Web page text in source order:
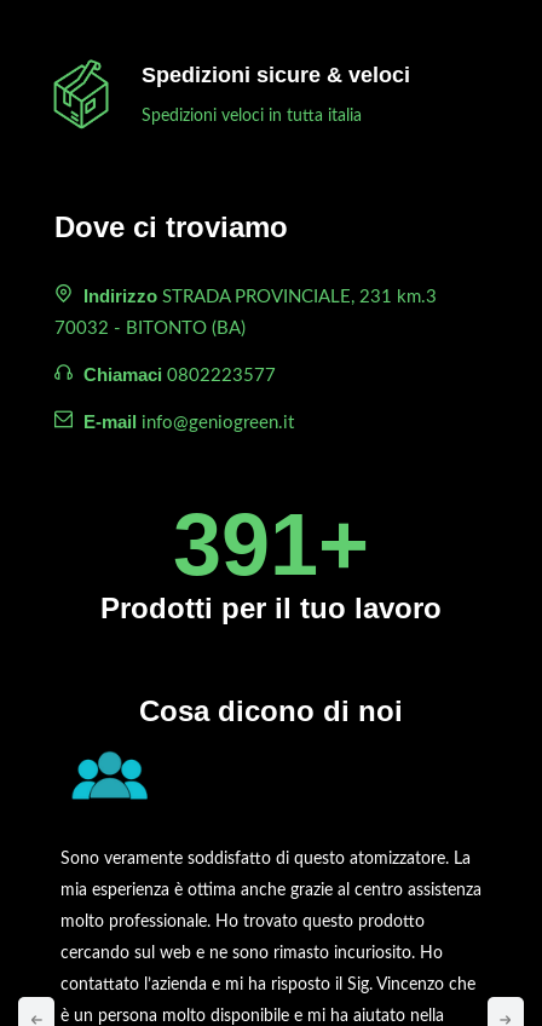
Spedizioni sicure & veloci
Spedizioni veloci in tutta italia
Dove ci troviamo
Indirizzo STRADA PROVINCIALE, 231 km.3
70032 - BITONTO (BA)
Chiamaci 0802223577
E-mail info@geniogreen.it
450+
Prodotti per il tuo lavoro
Cosa dicono di noi
Sono veramente soddisfatto di questo atomizzatore. La
mia esperienza è ottima anche grazie al centro assistenza
molto professionale. Ho trovato questo prodotto
cercando sul web e ne sono rimasto incuriosito. Ho
contattato l’azienda e mi ha risposto il Sig. Vincenzo che
è un persona molto disponibile e mi ha aiutato nella